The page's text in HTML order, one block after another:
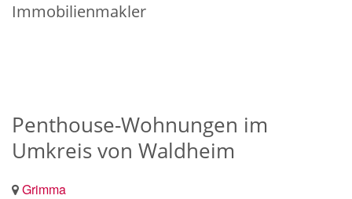
Immobilienmakler
Penthouse-Wohnungen im
Umkreis von Waldheim
Grimma